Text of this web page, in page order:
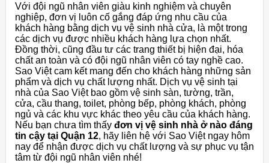
Với đội ngũ nhân viên giàu kinh nghiệm và chuyên
nghiệp, đơn vị luôn cố gắng đáp ứng nhu cầu của
khách hàng bằng dịch vụ vệ sinh nhà cửa, là một trong
các dịch vụ được nhiều khách hàng lựa chọn nhất.
Đồng thời, cũng đầu tư các trang thiết bị hiện đại, hóa
chất an toàn và có đội ngũ nhân viên có tay nghề cao.
Sao Việt cam kết mang đến cho khách hàng những sản
phẩm và dịch vụ chất lượng nhất. Dịch vụ vệ sinh tại
nhà của Sao Việt bao gồm vệ sinh sàn, tường, trần,
cửa, cầu thang, toilet, phòng bếp, phòng khách, phòng
ngủ và các khu vực khác theo yêu cầu của khách hàng.
Nếu bạn chưa tìm thấy đơn vị vệ sinh nhà ở nào đáng
tin cậy tại Quận 12, hãy liên hệ với Sao Việt ngay hôm
nay để nhận được dịch vụ chất lượng và sự phục vụ tận
tâm từ đội ngũ nhân viên nhé!